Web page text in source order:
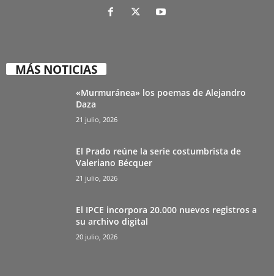
MÁS NOTICIAS
«Murmuránea» los poemas de Alejandro
Daza
21 julio, 2026
El Prado reúne la serie costumbrista de
Valeriano Bécquer
21 julio, 2026
El IPCE incorpora 20.000 nuevos registros a
su archivo digital
20 julio, 2026